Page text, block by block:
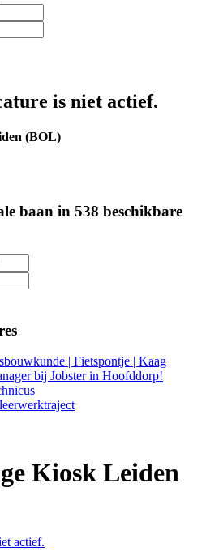
is niet actief.
(BOL)
baan in 538 beschikbare
| Fietspontje | Kaag
bij Jobster in Hoofddorp!
Kiosk Leiden
actief.